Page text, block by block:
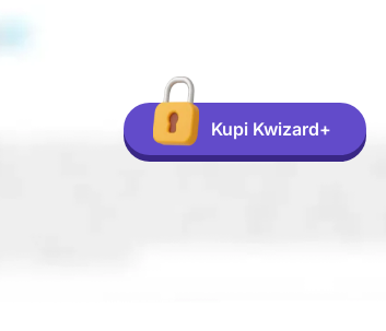
Kupi Kwizard+